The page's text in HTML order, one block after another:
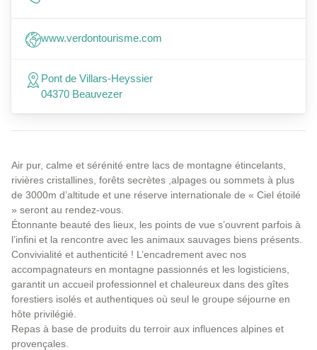
Air pur, calme et sérénité entre lacs de montagne étincelants,
rivières cristallines, forêts secrètes ,alpages ou sommets à plus
de 3000m d’altitude et une réserve internationale de « Ciel étoilé
» seront au rendez-vous.
Étonnante beauté des lieux, les points de vue s’ouvrent parfois à
l’infini et la rencontre avec les animaux sauvages biens présents.
Convivialité et authenticité ! L’encadrement avec nos
accompagnateurs en montagne passionnés et les logisticiens,
garantit un accueil professionnel et chaleureux dans des gîtes
forestiers isolés et authentiques où seul le groupe séjourne en
hôte privilégié.
Repas à base de produits du terroir aux influences alpines et
provençales.
www.verdontourisme.com
Pont de Villars-Heyssier
04370 Beauvezer